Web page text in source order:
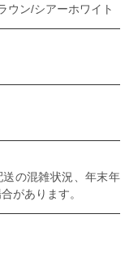
ウン/シアーホワイト
の混雑状況、年末年
があります。